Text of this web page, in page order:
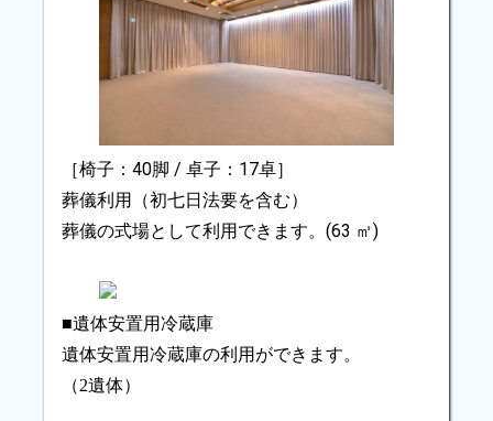
［椅子：40脚 / 卓子：17卓］
葬儀利用（初七日法要を含む）
葬儀の式場として利用できます。(63 ㎡)
■遺体安置用冷蔵庫
遺体安置用冷蔵庫の利用ができます。
（2遺体）